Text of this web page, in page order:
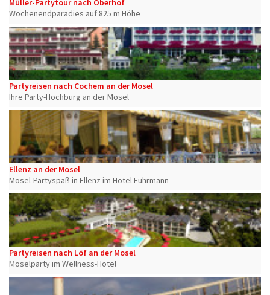
Müller-Partytour nach Oberhof
Wochenendparadies auf 825 m Höhe
Partyreisen nach Cochem an der Mosel
Ihre Party-Hochburg an der Mosel
Ellenz an der Mosel
Mosel-Partyspaß in Ellenz im Hotel Fuhrmann
Partyreisen nach Löf an der Mosel
Moselparty im Wellness-Hotel